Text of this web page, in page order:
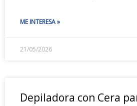
ME INTERESA »
21/05/2026
Depiladora con Cera